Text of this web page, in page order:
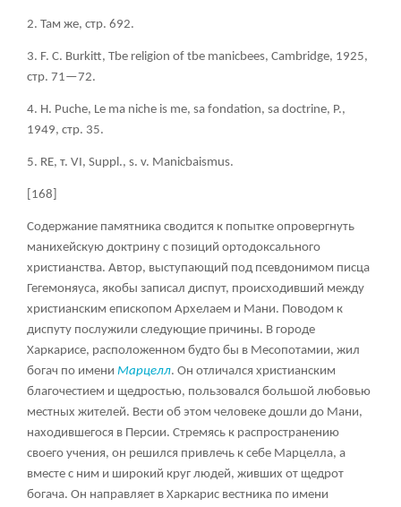
2. Там же, стр. 692.
3. F. С. Burkitt, Tbe religion of tbe manicbees, Cambridge, 1925,
стр. 71—72.
4. H. Puche, Le ma niche is me, sa fondation, sa doctrine, P.,
1949, стр. 35.
5. RE, т. VI, Suppl., s. v. Manicbaismus.
[168]
Содержание памятника сводится к попытке опровергнуть
манихейскую доктрину с позиций ортодоксального
христианства. Автор, выступающий под псевдонимом писца
Гегемоняуса, якобы записал диспут, происходивший между
христианским епископом Архелаем и Мани. Поводом к
диспуту послужили следующие причины. В городе
Харкарисе, расположенном будто бы в Месопотамии, жил
богач по имени Марцелл. Он отличался христианским
благочестием и щедростью, пользовался большой любовью
местных жителей. Вести об этом человеке дошли до Мани,
находившегося в Персии. Стремясь к распространению
своего учения, он решился привлечь к себе Марцелла, а
вместе с ним и широкий круг людей, живших от щедрот
богача. Он направляет в Харкарис вестника по имени